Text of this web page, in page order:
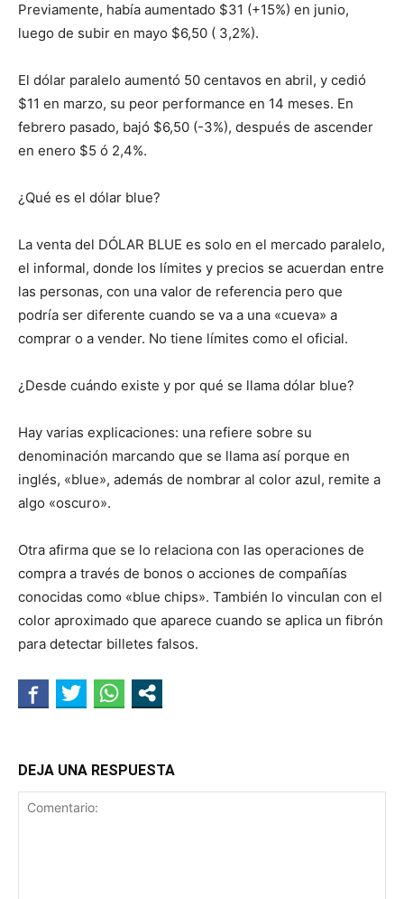
Previamente, había aumentado $31 (+15%) en junio,
luego de subir en mayo $6,50 ( 3,2%).
El dólar paralelo aumentó 50 centavos en abril, y cedió
$11 en marzo, su peor performance en 14 meses. En
febrero pasado, bajó $6,50 (-3%), después de ascender
en enero $5 ó 2,4%.
¿Qué es el dólar blue?
La venta del DÓLAR BLUE es solo en el mercado paralelo,
el informal, donde los límites y precios se acuerdan entre
las personas, con una valor de referencia pero que
podría ser diferente cuando se va a una «cueva» a
comprar o a vender. No tiene límites como el oficial.
¿Desde cuándo existe y por qué se llama dólar blue?
Hay varias explicaciones: una refiere sobre su
denominación marcando que se llama así porque en
inglés, «blue», además de nombrar al color azul, remite a
algo «oscuro».
Otra afirma que se lo relaciona con las operaciones de
compra a través de bonos o acciones de compañías
conocidas como «blue chips». También lo vinculan con el
color aproximado que aparece cuando se aplica un fibrón
para detectar billetes falsos.
DEJA UNA RESPUESTA